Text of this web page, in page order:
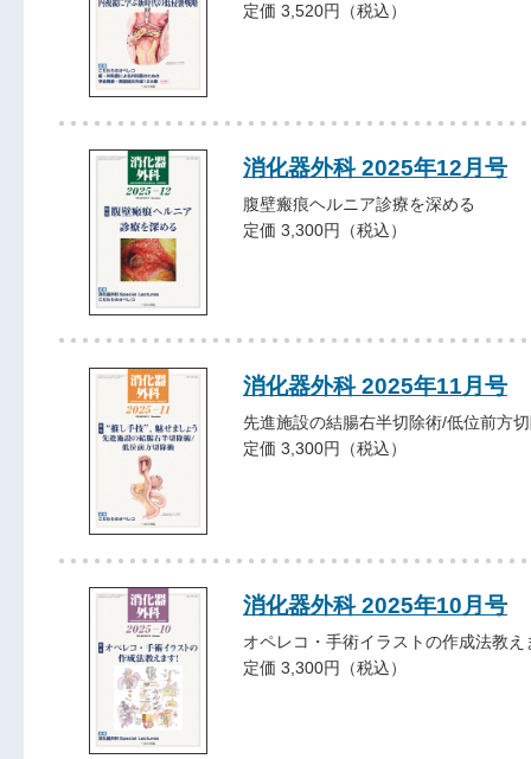
定価 3,520円（税込）
消化器外科 2025年12月号
腹壁瘢痕ヘルニア診療を深める
定価 3,300円（税込）
消化器外科 2025年11月号
先進施設の結腸右半切除術/低位前方
定価 3,300円（税込）
消化器外科 2025年10月号
オペレコ・手術イラストの作成法教え
定価 3,300円（税込）